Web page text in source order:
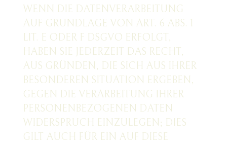
WENN DIE DATENVERARBEITUNG
AUF GRUNDLAGE VON ART. 6 ABS. 1
LIT. E ODER F DSGVO ERFOLGT,
HABEN SIE JEDERZEIT DAS RECHT,
AUS GRÜNDEN, DIE SICH AUS IHRER
BESONDEREN SITUATION ERGEBEN,
GEGEN DIE VERARBEITUNG IHRER
PERSONENBEZOGENEN DATEN
WIDERSPRUCH EINZULEGEN; DIES
GILT AUCH FÜR EIN AUF DIESE